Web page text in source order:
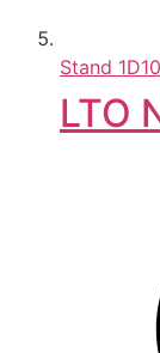
Stand 1D10
LTO